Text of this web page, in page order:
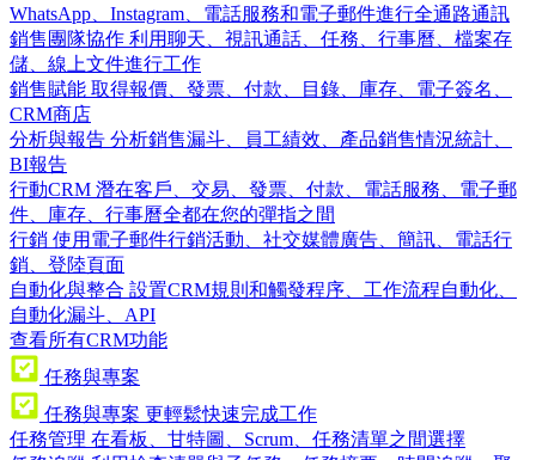
WhatsApp、Instagram、電話服務和電子郵件進行全通路通訊
銷售團隊協作 利用聊天、視訊通話、任務、行事曆、檔案存
儲、線上文件進行工作
銷售賦能 取得報價、發票、付款、目錄、庫存、電子簽名、
CRM商店
分析與報告 分析銷售漏斗、員工績效、產品銷售情況統計、
BI報告
行動CRM 潛在客戶、交易、發票、付款、電話服務、電子郵
件、庫存、行事曆全都在您的彈指之間
行銷 使用電子郵件行銷活動、社交媒體廣告、簡訊、電話行
銷、登陸頁面
自動化與整合 設置CRM規則和觸發程序、工作流程自動化、
自動化漏斗、API
查看所有CRM功能
任務與專案
任務與專案 更輕鬆快速完成工作
任務管理 在看板、甘特圖、Scrum、任務清單之間選擇